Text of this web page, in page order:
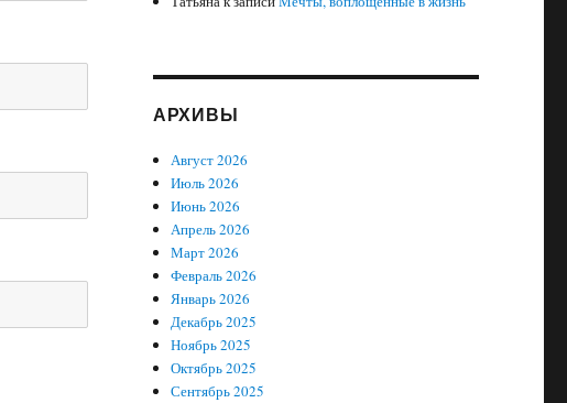
АРХИВЫ
Август 2026
Июль 2026
Июнь 2026
Апрель 2026
Март 2026
Февраль 2026
Январь 2026
Декабрь 2025
Ноябрь 2025
Октябрь 2025
Сентябрь 2025